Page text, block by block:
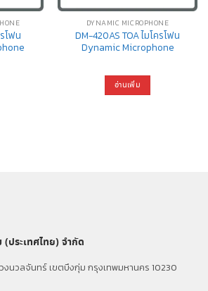
โฟน
DYNAMIC MICROPHONE
DM-420AS TOA ไมโครโฟน
Dynamic Microphone
อ่านเพิ่ม
ประเทศไทย) จำกัด
งนวลจันทร์ เขตบึงกุ่ม กรุงเทพมหานคร 10230